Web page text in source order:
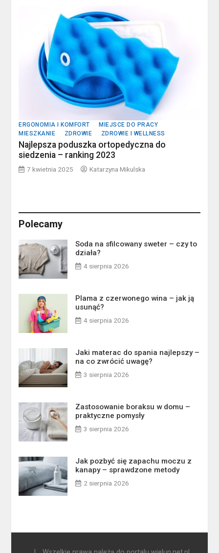
ERGONOMIA I KOMFORT
MIEJSCE DO PRACY
MIESZKANIE
ZDROWIE ZDROWIE I WELLNESS
Najlepsza poduszka ortopedyczna do
siedzenia – ranking 2023
7 kwietnia 2025 Katarzyna Mikulska
Polecamy
Soda na sfilcowany sweter – czy to
działa?
4 sierpnia 2026
Plama z czerwonego wina – jak ją
usunąć?
4 sierpnia 2026
Jaki materac do spania najlepszy –
na co zwrócić uwagę?
3 sierpnia 2026
Zastosowanie boraksu w domu –
praktyczne pomysły
3 sierpnia 2026
Jak pozbyć się zapachu moczu z
kanapy – sprawdzone metody
2 sierpnia 2026